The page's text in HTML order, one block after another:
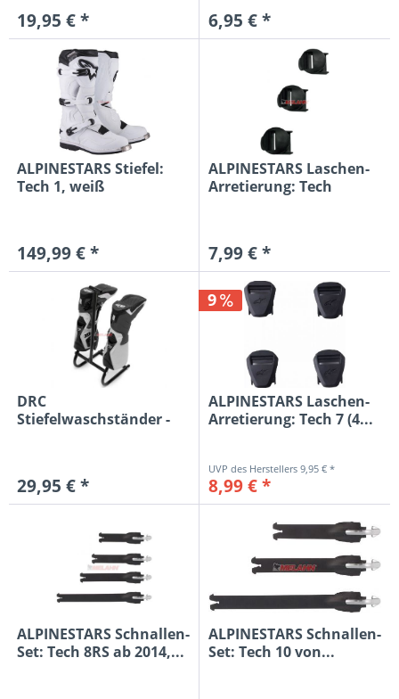
19,95 € * 6,95 € *
ALPINESTARS Stiefel:
Tech 1, weiß
149,99 € *
ALPINESTARS Laschen-
Arretierung: Tech
7,99 € *
DRC
Stiefelwaschständer -
29,95 € *
9
ALPINESTARS Laschen-
Arretierung: Tech 7 (4...
9,95 € *
8,99 € *
ALPINESTARS Schnallen-
Set: Tech 8RS ab 2014,...
ALPINESTARS Schnallen-
Set: Tech 10 von...